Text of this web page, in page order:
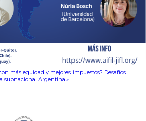
más equidad y mejores impuestos? Desafíos
subnacional Argentina.»